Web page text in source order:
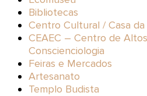
Bibliotecas
Centro Cultural / Casa
CEAEC – Centro de
Conscienciologia
Feiras e Mercados
Artesanato
Templo Budista